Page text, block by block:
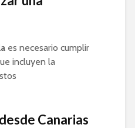
es necesario cumplir
incluyen la
Canarias